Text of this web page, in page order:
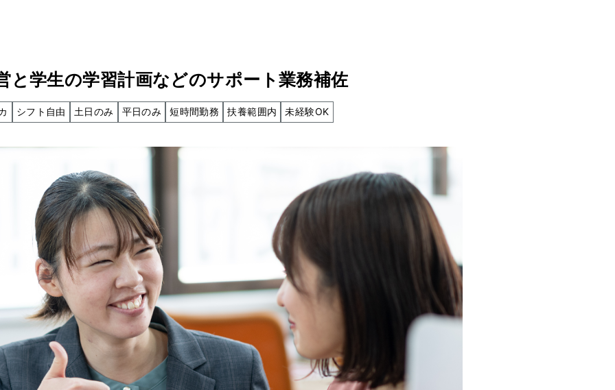
と学生の学習計画などのサポート業務補佐
シフト自由 土日のみ 平日のみ 短時間勤務 扶養範囲内 未経験OK